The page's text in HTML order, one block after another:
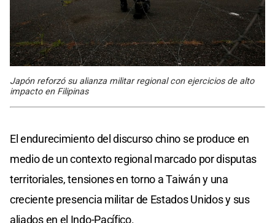
Japón reforzó su alianza militar regional con ejercicios de alto
impacto en Filipinas
El endurecimiento del discurso chino se produce en
medio de un contexto regional marcado por disputas
territoriales, tensiones en torno a Taiwán y una
creciente presencia militar de Estados Unidos y sus
aliados en el Indo-Pacífico.